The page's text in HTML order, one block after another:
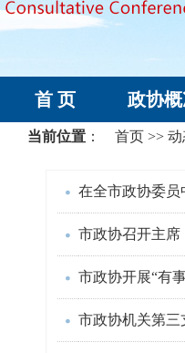
首 页 政协
当前位置 ： 首页 >>
在全市政协委员
市政协召开主
市政协开展“有
市政协机关第三